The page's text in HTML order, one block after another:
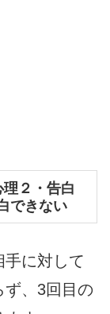
２・告白
できない
手に対して
ず、3回目の